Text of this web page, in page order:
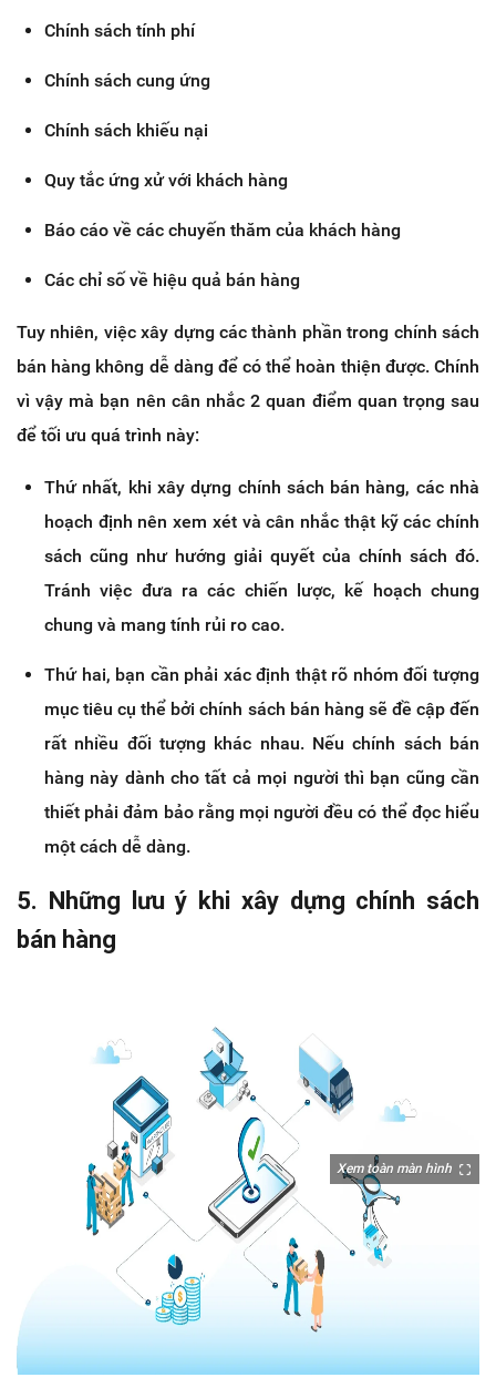
Chính sách tính phí
Chính sách cung ứng
Chính sách khiếu nại
Quy tắc ứng xử với khách hàng
Báo cáo về các chuyến thăm của khách hàng
Các chỉ số về hiệu quả bán hàng
Tuy nhiên, việc xây dựng các thành phần trong chính sách
bán hàng không dễ dàng để có thể hoàn thiện được. Chính
vì vậy mà bạn nên cân nhắc 2 quan điểm quan trọng sau
để tối ưu quá trình này:
Thứ nhất, khi xây dựng chính sách bán hàng, các nhà
hoạch định nên xem xét và cân nhắc thật kỹ các chính
sách cũng như hướng giải quyết của chính sách đó.
Tránh việc đưa ra các chiến lược, kế hoạch chung
chung và mang tính rủi ro cao.
Thứ hai, bạn cần phải xác định thật rõ nhóm đối tượng
mục tiêu cụ thể bởi chính sách bán hàng sẽ đề cập đến
rất nhiều đối tượng khác nhau. Nếu chính sách bán
hàng này dành cho tất cả mọi người thì bạn cũng cần
thiết phải đảm bảo rằng mọi người đều có thể đọc hiểu
một cách dễ dàng.
5. Những lưu ý khi xây dựng chính sách
bán hàng
Xem toàn màn hình